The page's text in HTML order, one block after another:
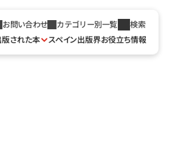
お問い合わせ カテゴリー別一覧
検索
された本 スペイン出版界お役立ち情報